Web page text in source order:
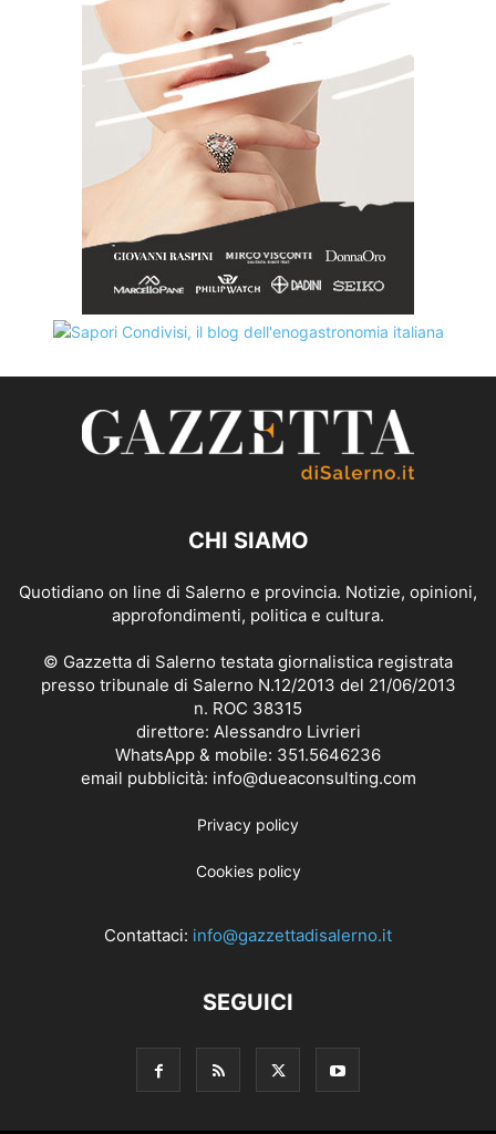
CHI SIAMO
Quotidiano on line di Salerno e provincia. Notizie, opinioni,
approfondimenti, politica e cultura.
© Gazzetta di Salerno testata giornalistica registrata
presso tribunale di Salerno N.12/2013 del 21/06/2013
n. ROC 38315
direttore: Alessandro Livrieri
WhatsApp & mobile: 351.5646236
email pubblicità: info@dueaconsulting.com
Privacy policy
Cookies policy
Contattaci: info@gazzettadisalerno.it
SEGUICI